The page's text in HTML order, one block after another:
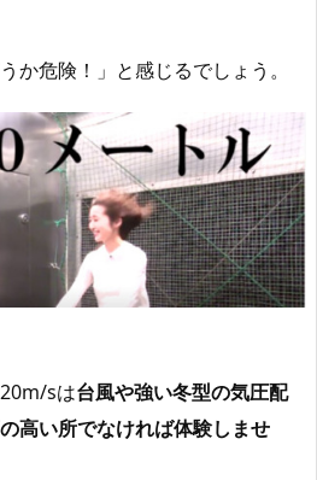
か危険！」と感じるでしょう。
sは台風や強い冬型の気圧配
高い所でなければ体験しませ